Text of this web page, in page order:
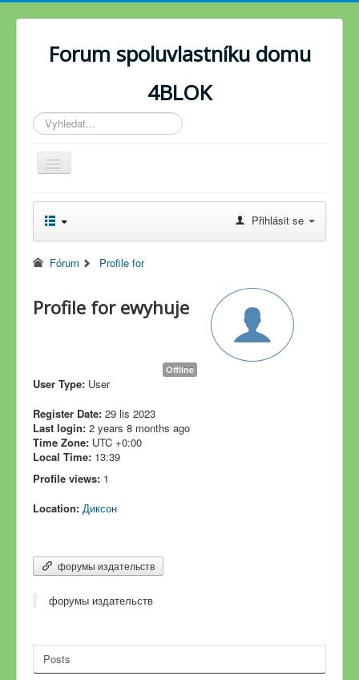
Forum spoluvlastníku domu
4BLOK
Vyhledávání...
Toggle
Navigation
Novinky
Fórum
Přihlásit se
Fórum Profile for
Profile for ewyhuje
Offline
User Type: User
Register Date: 29 lis 2023
Last login: 2 years 8 months ago
Time Zone: UTC +0:00
Local Time: 13:39
Profile views: 1
Location: Диксон
форумы издательств
форумы издательств
Posts